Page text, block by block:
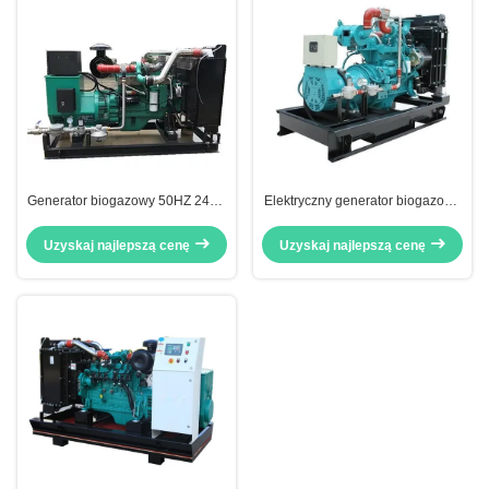
Generator biogazowy 50HZ 240V
otwarty, zdalny start
Uzyskaj najlepszą cenę
Elektryczny generator biogazowy
/ 60Hz 30KW 40KVA
Zweryfikowany CE
Uzyskaj najlepszą cenę